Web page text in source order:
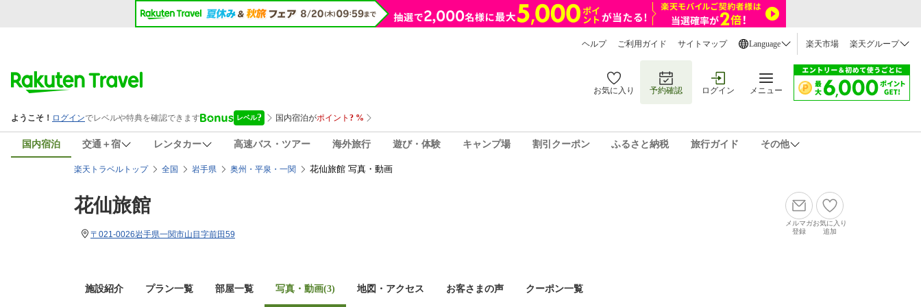
ヘルプ ご利用ガイド サイトマップ Language 楽天市場 楽天グループ
お気に入り 予約確認 ログイン メニュー
国内宿泊 交通＋宿 レンタカー 高速バス・ツアー 海外旅行 遊び・体験 キャンプ場 割引クーポン ふるさと納税 旅行ガイド その他
楽天トラベルトップ 全国 岩手県 奥州・平泉・一関 花仙旅館 写真・動画
花仙旅館
〒021-0026岩手県一関市山目字前田59
メルマガ
登録
お気に入り
追加
施設紹介 プラン一覧 部屋一覧 写真・動画(3) 地図・アクセス お客さまの声 クーポン一覧